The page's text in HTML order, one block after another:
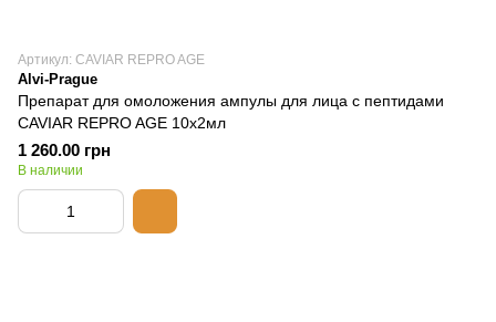
Артикул: CAVIAR REPRO AGE
Alvi-Prague
Препарат​​​​​​​ для омоложения ампулы для лица с пептидами
CAVIAR REPRO AGE 10х2мл
1 260.00 грн
В наличии